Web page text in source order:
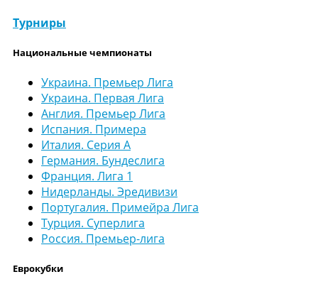
Турниры
Национальные чемпионаты
Украина. Премьер Лига
Украина. Первая Лига
Англия. Премьер Лига
Испания. Примера
Италия. Серия А
Германия. Бундеслига
Франция. Лига 1
Нидерланды. Эредивизи
Португалия. Примейра Лига
Турция. Суперлига
Россия. Премьер-лига
Еврокубки